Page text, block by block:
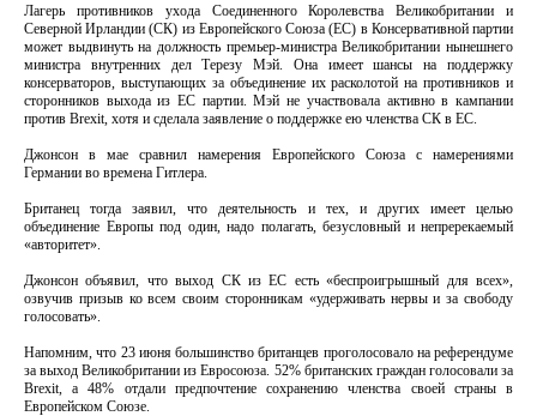
Лагерь противников ухода Соединенного Королевства Великобритании и
Северной Ирландии (СК) из Европейского Союза (ЕС) в Консервативной партии
может выдвинуть на должность премьер-министра Великобритании нынешнего
министра внутренних дел Терезу Мэй. Она имеет шансы на поддержку
консерваторов, выступающих за объединение их расколотой на противников и
сторонников выхода из ЕС партии. Мэй не участвовала активно в кампании
против Brexit, хотя и сделала заявление о поддержке ею членства СК в ЕС.
Джонсон в мае сравнил намерения Европейского Союза с намерениями
Германии во времена Гитлера.
Британец тогда заявил, что деятельность и тех, и других имеет целью
объединение Европы под один, надо полагать, безусловный и непререкаемый
«авторитет».
Джонсон объявил, что выход СК из ЕС есть «беспроигрышный для всех»,
озвучив призыв ко всем своим сторонникам «удерживать нервы и за свободу
голосовать».
Напомним, что 23 июня большинство британцев проголосовало на референдуме
за выход Великобритании из Евросоюза. 52% британских граждан голосовали за
Brexit, а 48% отдали предпочтение сохранению членства своей страны в
Европейском Союзе.